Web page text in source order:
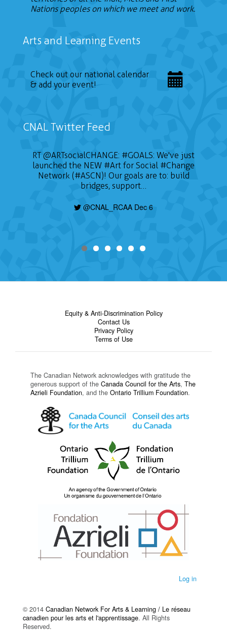
Nations peoples on which we meet and work.
Arts and Learning Events
Check out our national calendar
& add your event!
CNAL Twitter Feed
RT@ARTsocialCHANGE: #GOALS: We've just
launched the NEW #Art for Social #Change
Network (#ASCN)! Our goals are to: build
bridges, support…
@CNAL_RCAA Dec 6
Equity & Anti-Discrimination Policy
Contact Us
Privacy Policy
Terms of Use
The Canadian Network acknowledges with gratitude the
generous support of the Canada Council for the Arts, The
Azrieli Foundation, and the Ontario Trillium Foundation.
Log in
© 2014 Canadian Network For Arts & Learning / Le réseau
canadien pour les arts et l'apprentissage. All Rights
Reserved.